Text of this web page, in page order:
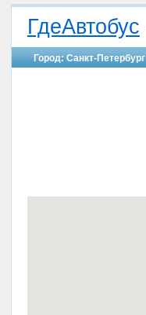
ГдеАвтобус
Город: Санкт-Петербург